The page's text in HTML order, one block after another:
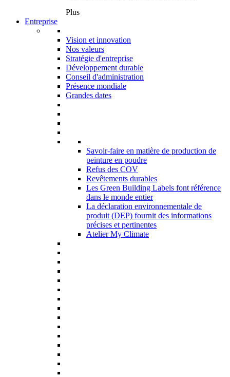
Plus
Entreprise
Vision et innovation
Nos valeurs
Stratégie d'entreprise
Développement durable
Conseil d'administration
Présence mondiale
Grandes dates
Savoir-faire en matière de production de
peinture en poudre
Refus des COV
Revêtements durables
Les Green Building Labels font référence
dans le monde entier
La déclaration environnementale de
produit (DEP) fournit des informations
précises et pertinentes
Atelier My Climate